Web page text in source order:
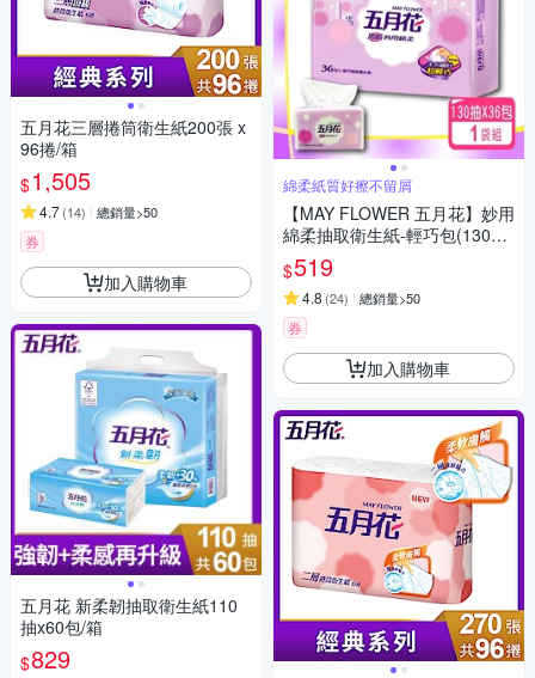
五月花三層捲筒衛生紙200張 x
96捲/箱
$1,505
4.7(14) 總銷量>50
券
加入購物車
五月花 新柔韌抽取衛生紙110
抽x60包/箱
$829
綿柔紙質好擦不留屑
【MAY FLOWER 五月花】妙用
綿柔抽取衛生紙-輕巧包(130抽
X36包)
$519
4.8 (24) 總銷量>50
券
加入購物車